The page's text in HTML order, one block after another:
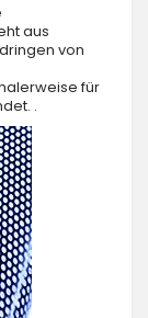
aus
von
für
.